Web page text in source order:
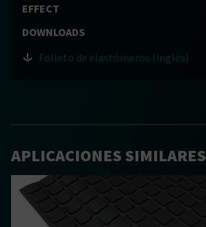
EFFECT
DOWNLOADS
Folleto de elastómeros (inglés)
APLICACIONES SIMILARES